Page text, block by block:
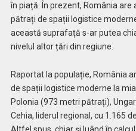
în piață. În prezent, România
pătrați de spații logistice
această suprafață s-ar putea
nivelul altor țări din regiune.
Raportat la populație, România
de spații logistice moderne la
Polonia (973 metri pătrați),
Cehia, liderul regional, cu 1.165